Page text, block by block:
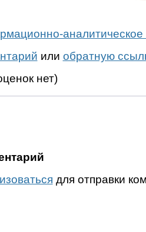
аналитическое
или обратную
нет)
для отправки